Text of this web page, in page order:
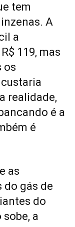
tem
A
a
119, mas
os
realidade,
é a
é
as
do gás de
do
sobe, a